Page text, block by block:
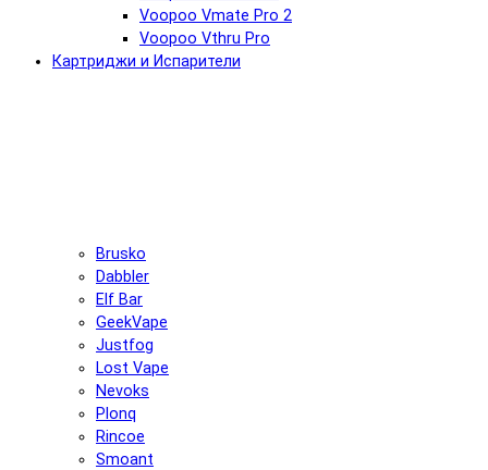
Voopoo Vmate Pro 2
Voopoo Vthru Pro
Картриджи и Испарители
Brusko
Dabbler
Elf Bar
GeekVape
Justfog
Lost Vape
Nevoks
Plonq
Rincoe
Smoant